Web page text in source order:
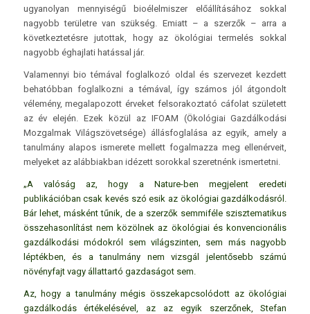
ugyanolyan mennyiségű bioélelmiszer előállításához sokkal
nagyobb területre van szükség. Emiatt – a szerzők – arra a
következtetésre jutottak, hogy az ökológiai termelés sokkal
nagyobb éghajlati hatással jár.
Valamennyi bio témával foglalkozó oldal és szervezet kezdett
behatóbban foglalkozni a témával, így számos jól átgondolt
vélemény, megalapozott érveket felsorakoztató cáfolat született
az év elején. Ezek közül az IFOAM (Ökológiai Gazdálkodási
Mozgalmak Világszövetsége) állásfoglalása az egyik, amely a
tanulmány alapos ismerete mellett fogalmazza meg ellenérveit,
melyeket az alábbiakban idézett sorokkal szeretnénk ismertetni.
„A valóság az, hogy a Nature-ben megjelent eredeti
publikációban csak kevés szó esik az ökológiai gazdálkodásról.
Bár lehet, másként tűnik, de a szerzők semmiféle szisztematikus
összehasonlítást nem közölnek az ökológiai és konvencionális
gazdálkodási módokról sem világszinten, sem más nagyobb
léptékben, és a tanulmány nem vizsgál jelentősebb számú
növényfajt vagy állattartó gazdaságot sem.
Az, hogy a tanulmány mégis összekapcsolódott az ökológiai
gazdálkodás értékelésével, az az egyik szerzőnek, Stefan